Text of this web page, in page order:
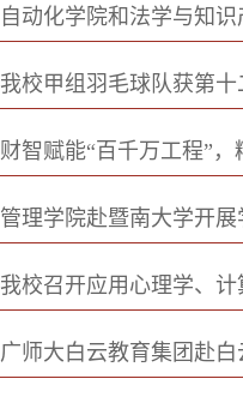
自动化学院和法学与知
我校甲组羽毛球队获第
财智赋能“百千万工程”
管理学院赴暨南大学开
我校召开应用心理学、
广师大白云教育集团赴